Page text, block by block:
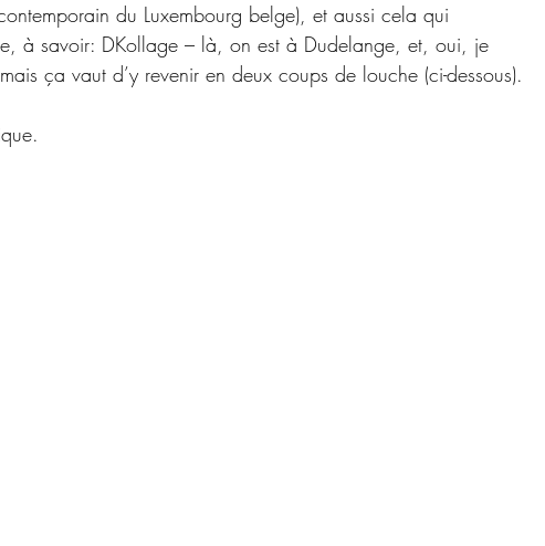
du Luxembourg belge), et aussi cela qui
à savoir: DKollage – là, on est à Dudelange, et, oui, je
ça vaut d’y revenir en deux coups de louche (ci-dessous).